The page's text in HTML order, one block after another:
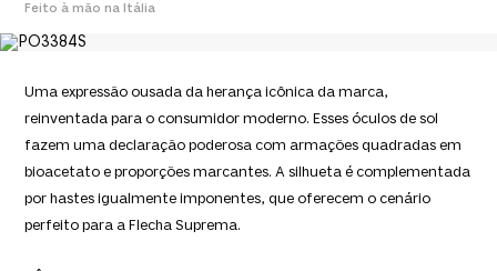
Feito à mão na Itália
Uma expressão ousada da herança icônica da marca,
reinventada para o consumidor moderno. Esses óculos de sol
fazem uma declaração poderosa com armações quadradas em
bioacetato e proporções marcantes. A silhueta é complementada
por hastes igualmente imponentes, que oferecem o cenário
perfeito para a Flecha Suprema.